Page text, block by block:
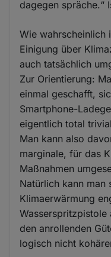
dagegen spräche.“
Wie wahrscheinlich
Einigung über
auch tatsächlich
Zur Orientierung:
einmal geschafft,
Smartphone-
eigentlich total
Man kann also
marginale, für das
Maßnahmen
Natürlich kann man
Klimaerwärmung
Wasserspritzpistole
den anrollenden
logisch nicht